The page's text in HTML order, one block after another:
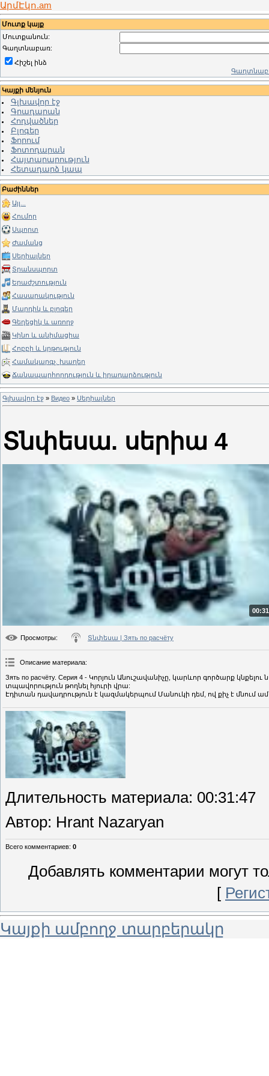
ԱրմԷկո.am
Մուտք կայք
Մուտքանուն:
Գաղտնաբառ:
Հիշել ինձ
Կայքի մենյուն
Գլխավոր էջ
Գրադարան
Հոդվածներ
Բլոգեր
Ֆորում
Ֆոտոդարան
Հայտարարություն
Հետադարձ կապ
Բաժիններ
Այլ...
Հումոր
Սպորտ
Ժամանց
Սերիալներ
Տրանսպորտ
Երաժշտություն
Հասարակություն
Մարդիկ և բլոգեր
Գեղեցիկ և առողջ
Կինո և անիմացիա
Հոբբի և կրթություն
Համակարգչ. խաղեր
Ճանապարհորդություն և իրադարձություն
Գլխավոր էջ » Видео » Սերիալներ
Տնփեսա. սերիա 4
Просмотры: Տնփեսա | Зять по расчёту
Описание материала:
Зять по расчёту. Серия 4 - Կորյուն Անուշավանիչը, կարևոր գործարք
տպավորություն թողնել հյուրի վրա:
Էդիտան դավադրություն է կազմակերպում Մանուկի դեմ, ով քիչ է մնում
Длительность материала: 00:31:47
Автор: Hrant Nazaryan
Всего комментариев: 0
Добавлять комментарии могут
[
Կայքի ամբողջ տարբերակը